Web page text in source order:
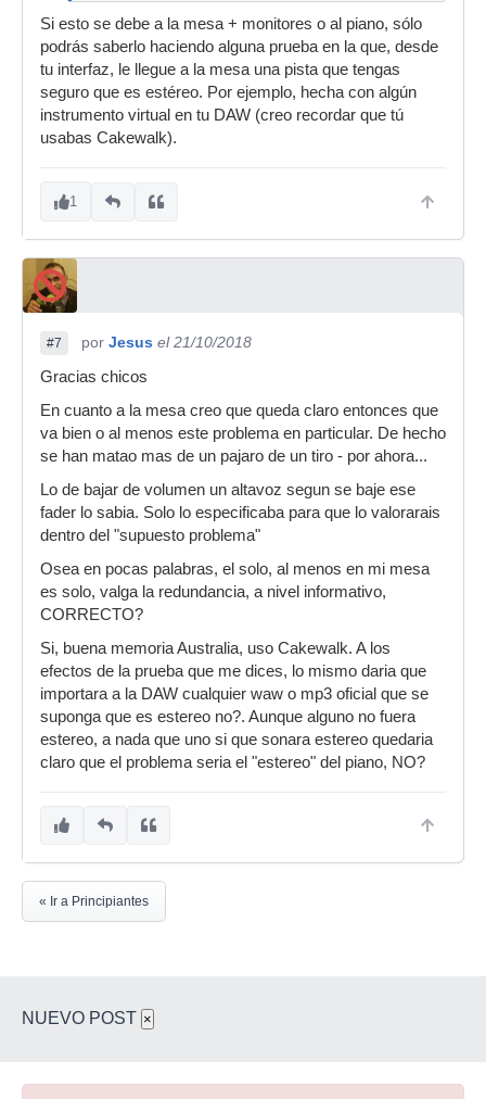
Si esto se debe a la mesa + monitores o al piano, sólo
podrás saberlo haciendo alguna prueba en la que, desde
tu interfaz, le llegue a la mesa una pista que tengas
seguro que es estéreo. Por ejemplo, hecha con algún
instrumento virtual en tu DAW (creo recordar que tú
usabas Cakewalk).
1
#7 por Jesus el 21/10/2018
Gracias chicos
En cuanto a la mesa creo que queda claro entonces que
va bien o al menos este problema en particular. De hecho
se han matao mas de un pajaro de un tiro - por ahora...
Lo de bajar de volumen un altavoz segun se baje ese
fader lo sabia. Solo lo especificaba para que lo valorarais
dentro del "supuesto problema"
Osea en pocas palabras, el solo, al menos en mi mesa
es solo, valga la redundancia, a nivel informativo,
CORRECTO?
Si, buena memoria Australia, uso Cakewalk. A los
efectos de la prueba que me dices, lo mismo daria que
importara a la DAW cualquier waw o mp3 oficial que se
suponga que es estereo no?. Aunque alguno no fuera
estereo, a nada que uno si que sonara estereo quedaria
claro que el problema seria el "estereo" del piano, NO?
« Ir a Principiantes
NUEVO POST ×